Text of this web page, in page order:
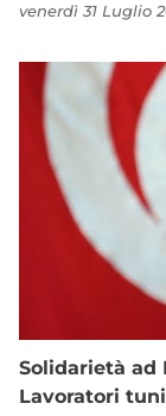
venerdì 31 Luglio
Solidarietà ad
Lavoratori